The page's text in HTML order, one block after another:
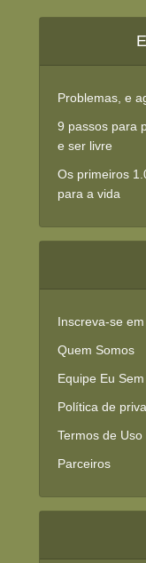
Problemas, e
9 passos para
e ser livre
Os primeiros
para a vida
Inscreva-se
Quem Somos
Equipe Eu
Política de
Termos de Uso
Parceiros